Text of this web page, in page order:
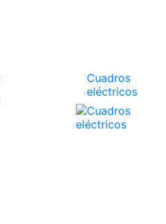
Cuadros
eléctricos